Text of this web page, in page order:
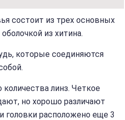
состоит из трех основных
из хитина.
которые соединяются
количества линз. Четкое
но хорошо различают
головки расположено еще 3